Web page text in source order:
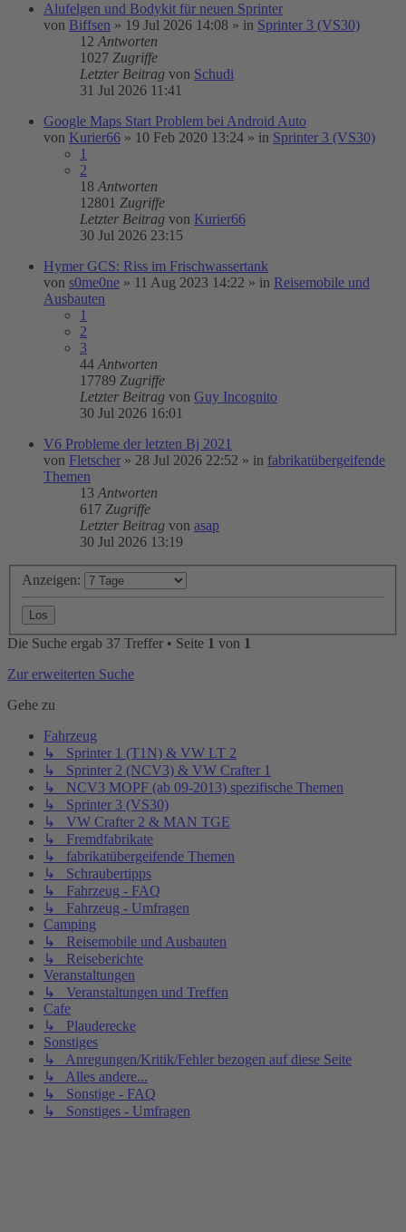
Alufelgen und Bodykit für neuen Sprinter
von Biffsen » 19 Jul 2026 14:08 » in Sprinter 3 (VS30)
12 Antworten
1027 Zugriffe
Letzter Beitrag von Schudi
31 Jul 2026 11:41
Google Maps Start Problem bei Android Auto
von Kurier66 » 10 Feb 2020 13:24 » in Sprinter 3 (VS30)
1
2
18 Antworten
12801 Zugriffe
Letzter Beitrag von Kurier66
30 Jul 2026 23:15
Hymer GCS: Riss im Frischwassertank
von s0me0ne » 11 Aug 2023 14:22 » in Reisemobile und
Ausbauten
1
2
3
44 Antworten
17789 Zugriffe
Letzter Beitrag von Guy Incognito
30 Jul 2026 16:01
V6 Probleme der letzten Bj 2021
von Fletscher » 28 Jul 2026 22:52 » in fabrikatübergeifende
Themen
13 Antworten
617 Zugriffe
Letzter Beitrag von asap
30 Jul 2026 13:19
Anzeigen:
Die Suche ergab 37 Treffer • Seite 1 von 1
Zur erweiterten Suche
Gehe zu
Fahrzeug
↳ Sprinter 1 (T1N) & VW LT 2
↳ Sprinter 2 (NCV3) & VW Crafter 1
↳ NCV3 MOPF (ab 09-2013) spezifische Themen
↳ Sprinter 3 (VS30)
↳ VW Crafter 2 & MAN TGE
↳ Fremdfabrikate
↳ fabrikatübergeifende Themen
↳ Schraubertipps
↳ Fahrzeug - FAQ
↳ Fahrzeug - Umfragen
Camping
↳ Reisemobile und Ausbauten
↳ Reiseberichte
Veranstaltungen
↳ Veranstaltungen und Treffen
Cafe
↳ Plauderecke
Sonstiges
↳ Anregungen/Kritik/Fehler bezogen auf diese Seite
↳ Alles andere...
↳ Sonstige - FAQ
↳ Sonstiges - Umfragen